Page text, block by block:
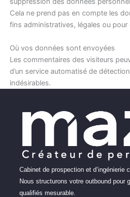
Cela ne prend pas en compte les
fins administratives, légales ou
Où vos données sont envoyées
Les commentaires des visiteurs
d’un service automatisé de
indésirables.
Cabinet de prospection et d’ingénierie
Nous structurons votre outbound pour
qualifiés mesurable.